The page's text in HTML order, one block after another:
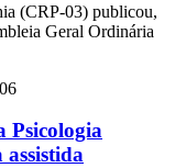
(CRP-03) publicou,
Geral Ordinária
Psicologia